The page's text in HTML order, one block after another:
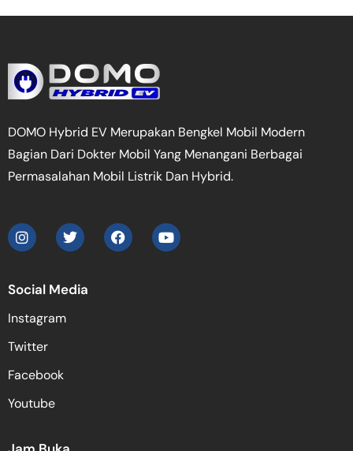
DOMO Hybrid EV Merupakan Bengkel Mobil Modern
Bagian Dari Dokter Mobil Yang Menangani Berbagai
Permasalahan Mobil Listrik Dan Hybrid.
Social Media
Instagram
Twitter
Facebook
Youtube